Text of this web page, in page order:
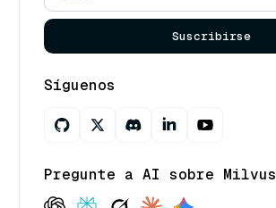
Suscribirse
Síguenos
Pregunte a AI sobre Milvus